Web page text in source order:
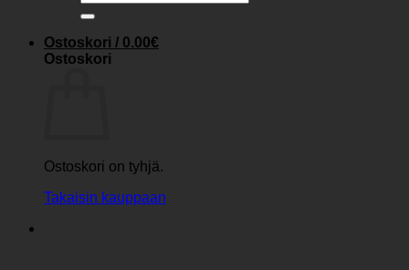
Ostoskori / 0.00€
Ostoskori
Ostoskori on tyhjä.
Takaisin kauppaan